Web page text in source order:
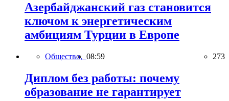
Азербайджанский газ становится
ключом к энергетическим
амбициям Турции в Европе
Общество, 08:59 273
Диплом без работы: почему
образование не гарантирует